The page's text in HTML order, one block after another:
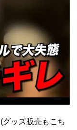
ッズ販売もこち